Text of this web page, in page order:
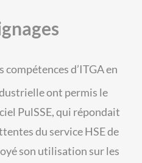
compétences d’ITGA en
ont permis le
PulSSE, qui répondait
du service HSE de
son utilisation sur les